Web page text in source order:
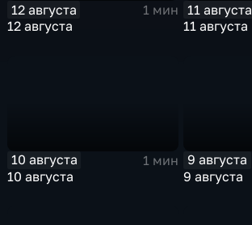
12 августа
1 мин
12 августа
11 августа
11 августа
10 августа
1 мин
10 августа
9 августа
9 августа